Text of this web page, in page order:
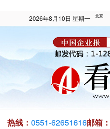
2026年8月10日 星期一
热线： 0551-62651616邮箱：